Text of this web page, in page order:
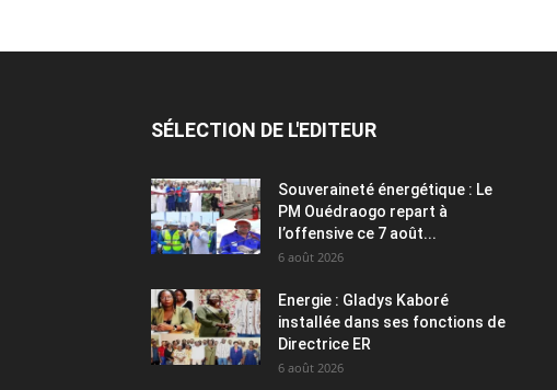
SÉLECTION DE L'EDITEUR
Souveraineté énergétique : Le
PM Ouédraogo repart à
l’offensive ce 7 août...
6 août 2026
Energie : Gladys Kaboré
installée dans ses fonctions de
Directrice ER
6 août 2026